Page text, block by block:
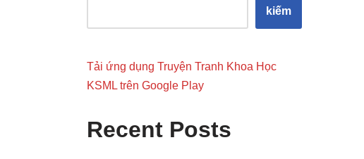
kiếm
Tải ứng dụng Truyện Tranh Khoa Học
KSML trên Google Play
Recent Posts